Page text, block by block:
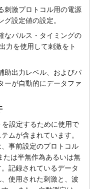
刺激プロトコル用の電源
設定値の設定。
なパルス・タイミングの
力を使用して刺激をト
助出力レベル、およびパ
ーが自動的にデータファ
設定するために使用で
ムが含まれています。
事前設定のプロトコル
たは半無作為あるいは無
記録されているデータ
使用された刺激と、波